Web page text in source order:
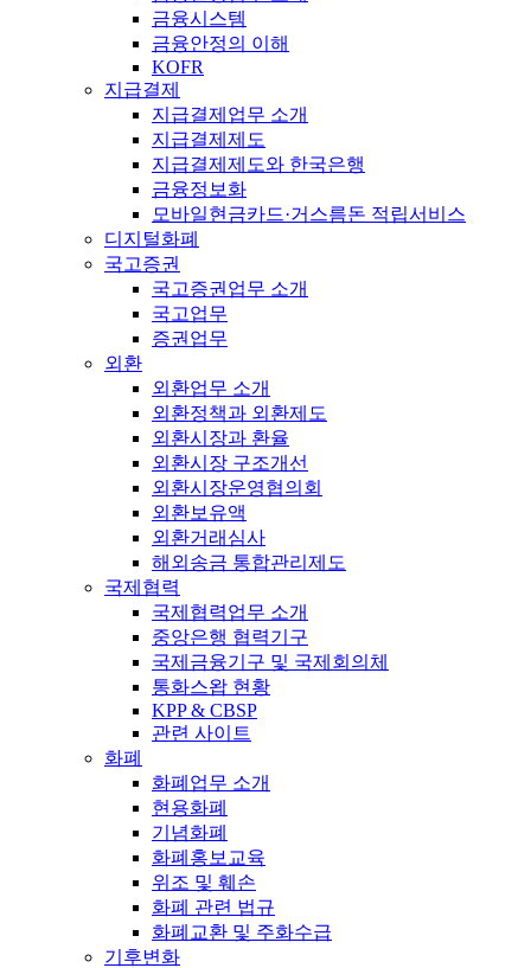
금융시스템
금융안정의 이해
KOFR
지급결제
지급결제업무 소개
지급결제제도
지급결제제도와 한국은행
금융정보화
모바일현금카드·거스름돈 적립서비스
디지털화폐
국고증권
국고증권업무 소개
국고업무
증권업무
외환
외환업무 소개
외환정책과 외환제도
외환시장과 환율
외환시장 구조개선
외환시장운영협의회
외환보유액
외환거래심사
해외송금 통합관리제도
국제협력
국제협력업무 소개
중앙은행 협력기구
국제금융기구 및 국제회의체
통화스왑 현황
KPP & CBSP
관련 사이트
화폐
화폐업무 소개
현용화폐
기념화폐
화폐홍보교육
위조 및 훼손
화폐 관련 법규
화폐교환 및 주화수급
기후변화